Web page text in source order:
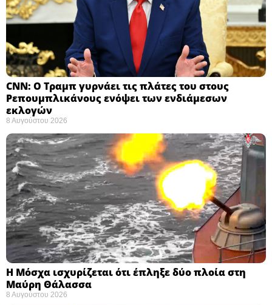
CNN: Ο Τραμπ γυρνάει τις πλάτες του στους
Ρεπουμπλικάνους ενόψει των ενδιάμεσων
εκλογών ​
8 Αυγούστου 2026
Η Μόσχα ισχυρίζεται ότι έπληξε δύο πλοία στη
Μαύρη Θάλασσα ​
8 Αυγούστου 2026